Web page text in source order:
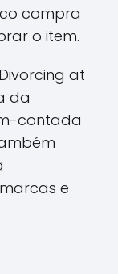
compra
o item.
at
da
contada
e